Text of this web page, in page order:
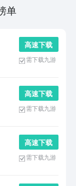
单
高 速 下 载
需下载九游
高 速 下 载
需下载九游
高 速 下 载
需下载九游